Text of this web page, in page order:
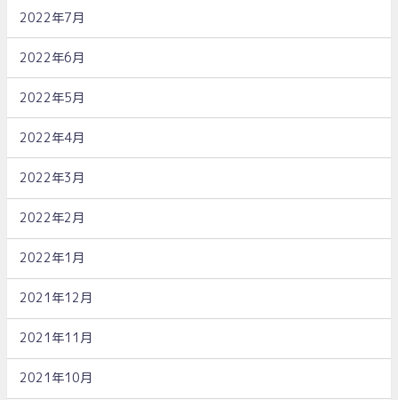
2022年7月
2022年6月
2022年5月
2022年4月
2022年3月
2022年2月
2022年1月
2021年12月
2021年11月
2021年10月